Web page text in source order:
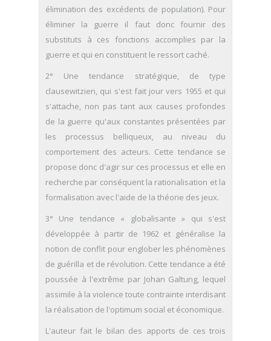
élimination des excédents de population). Pour
éliminer la guerre il faut donc fournir des
substituts à ces fonctions accomplies par la
guerre et qui en constituent le ressort caché.
2° Une tendance stratégique, de type
clausewitzien, qui s'est fait jour vers 1955 et qui
s'attache, non pas tant aux causes profondes
de la guerre qu'aux constantes présentées par
les processus belliqueux, au niveau du
comportement des acteurs. Cette tendance se
propose donc d'agir sur ces processus et elle en
recherche par conséquent la rationalisation et la
formalisation avec l'aide de la théorie des jeux.
3° Une tendance « globalisante » qui s'est
développée à partir de 1962 et généralise la
notion de conflit pour englober les phénomènes
de guérilla et de révolution. Cette tendance a été
poussée à l'extrême par Johan Galtung, lequel
assimile à la violence toute contrainte interdisant
la réalisation de l'optimum social et économique.
L'auteur fait le bilan des apports de ces trois